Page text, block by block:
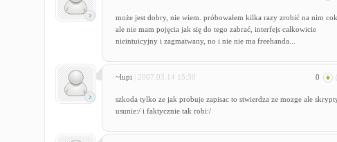
może jest dobry, nie wiem. próbowałem kilka razy zrobić na nim
ale nie mam pojęcia jak się do tego zabrać, interfejs całkowicie
nieintuicyjny i zagmatwany, no i nie nie ma freehanda...
~lupi | 2007.03.14 15:30 0
szkoda tylko ze jak probuje zapisac to stwierdza ze mozge ale
usunie:/ i faktycznie tak robi:/